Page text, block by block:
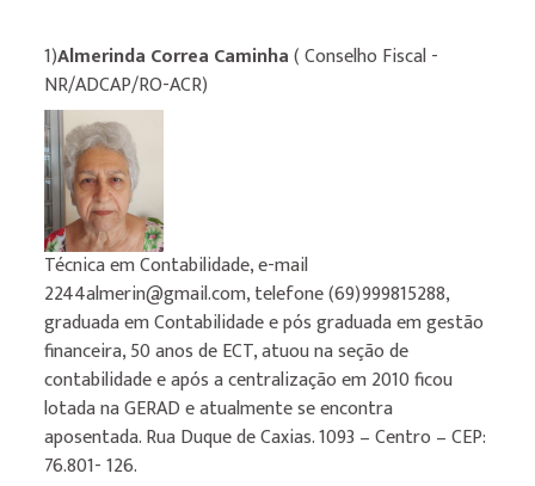
1)Almerinda Correa Caminha( Conselho Fiscal -
NR/ADCAP/RO-ACR)
Técnica em Contabilidade, e-mail
2244almerin@gmail.com, telefone (69)999815288,
graduada em Contabilidade e pós graduada em gestão
financeira, 50 anos de ECT, atuou na seção de
contabilidade e após a centralização em 2010 ficou
lotada na GERAD e atualmente se encontra
aposentada. Rua Duque de Caxias. 1093 – Centro – CEP:
76.801- 126.